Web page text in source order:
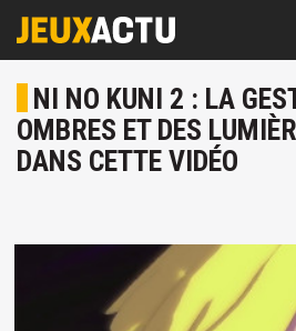
NI NO KUNI 2 : LA
OMBRES ET DES
DANS CETTE VIDÉO